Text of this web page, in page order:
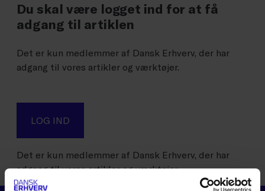
Du skal være logget ind for at få
adgang til artiklen
Det er kun medlemmer af Dansk Erhverv, der har
adgang til vores artikler og værktøjer.
LOG IND
Det er kun medlemmer af Dansk Erhverv, der har
adgang til vores artikler og værktøjer.